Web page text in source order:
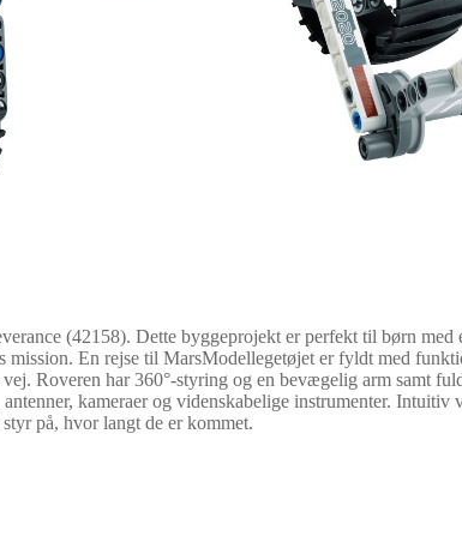
(42158). Dette byggeprojekt er perfekt til børn med
En rejse til MarsModellegetøjet er fyldt med
Roveren har 360°-styring og en bevægelig arm samt
kameraer og videnskabelige instrumenter.
på, hvor langt de er kommet.